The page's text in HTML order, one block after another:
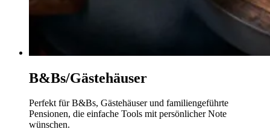
B&Bs/Gästehäuser
Perfekt für B&Bs, Gästehäuser und familiengeführte
Pensionen, die einfache Tools mit persönlicher Note
wünschen.